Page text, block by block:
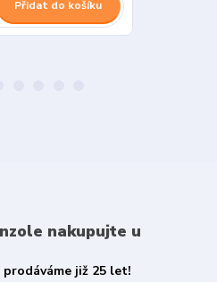
Přidat do košíku
nakupujte u
již 25 let!